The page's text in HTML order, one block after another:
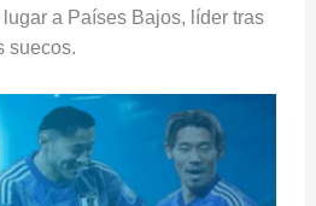
a Países Bajos, líder tras
suecos.